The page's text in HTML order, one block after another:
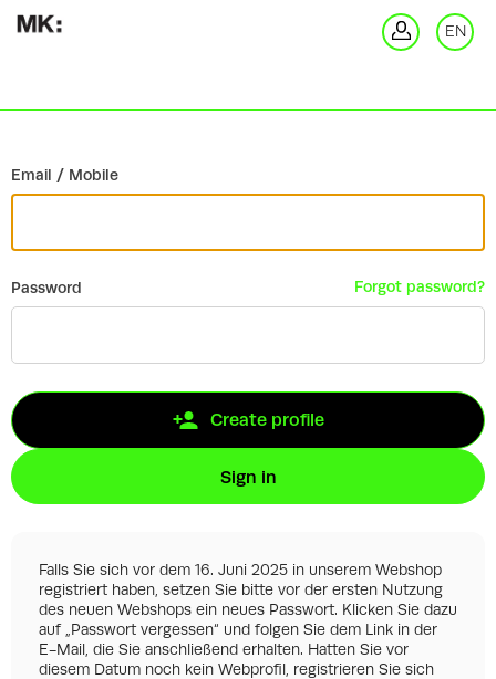
EN
Email / Mobile
Password Forgot password?
Create profile
Sign in
Falls Sie sich vor dem 16. Juni 2025 in unserem Webshop
registriert haben, setzen Sie bitte vor der ersten Nutzung
des neuen Webshops ein neues Passwort. Klicken Sie dazu
auf „Passwort vergessen“ und folgen Sie dem Link in der
E-Mail, die Sie anschließend erhalten. Hatten Sie vor
diesem Datum noch kein Webprofil, registrieren Sie sich